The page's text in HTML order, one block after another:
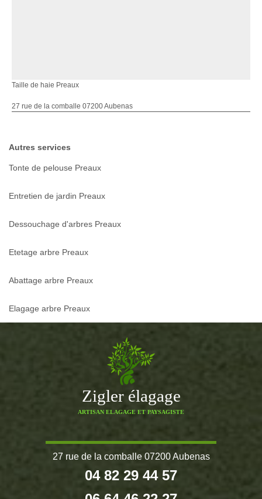
Taille de haie Preaux
27 rue de la comballe 07200 Aubenas
Autres services
Tonte de pelouse Preaux
Entretien de jardin Preaux
Dessouchage d'arbres Preaux
Etetage arbre Preaux
Abattage arbre Preaux
Elagage arbre Preaux
Zigler élagage
ARTISAN ELAGAGE ET PAYSAGISTE
27 rue de la comballe 07200 Aubenas
04 82 29 44 57